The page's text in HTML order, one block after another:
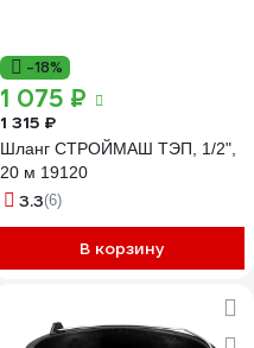
-18%
1 075 ₽
1 315 ₽
Шланг СТРОЙМАШ ТЭП, 1/2",
20 м 19120
3.3(6)
В корзину